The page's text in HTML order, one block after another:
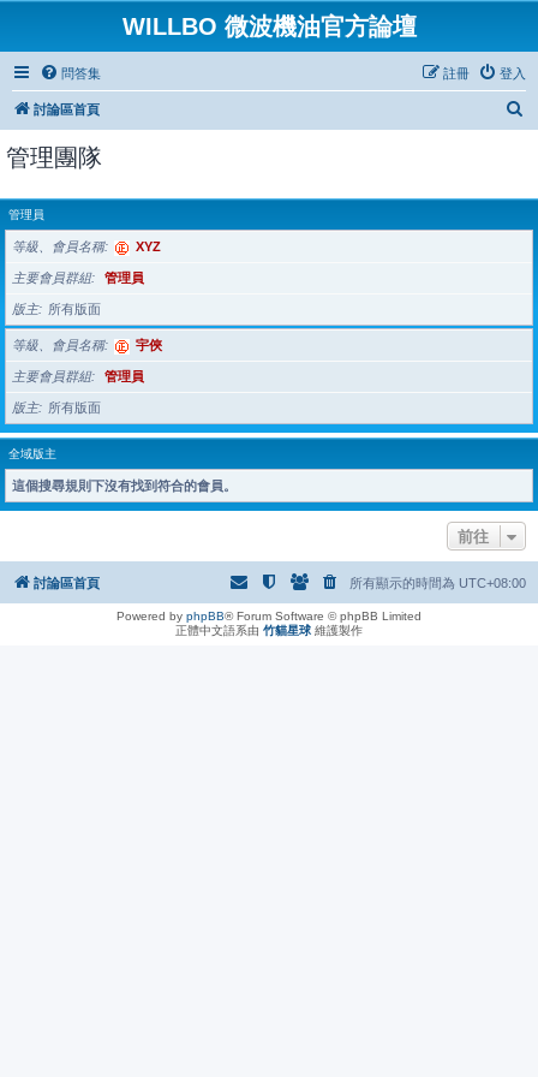
WILLBO 微波機油官方論壇
問答集 登入
註冊
討論區首頁
管理團隊
管理員
等級、會員名稱 XYZ
主要會員群組 管理員
版主 所有版面
等級、會員名稱 宇俠
主要會員群組 管理員
版主 所有版面
全域版主
這個搜尋規則下沒有找到符合的會員。
前往
討論區首頁 所有顯示的時間為 UTC+08:00
Powered by phpBB® Forum Software © phpBB Limited
正體中文語系由 竹貓星球 維護製作